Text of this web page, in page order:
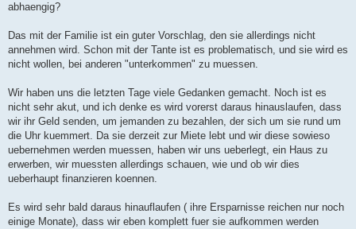
abhaengig?
Das mit der Familie ist ein guter Vorschlag, den sie allerdings nicht
annehmen wird. Schon mit der Tante ist es problematisch, und sie wird es
nicht wollen, bei anderen "unterkommen" zu muessen.
Wir haben uns die letzten Tage viele Gedanken gemacht. Noch ist es
nicht sehr akut, und ich denke es wird vorerst daraus hinauslaufen, dass
wir ihr Geld senden, um jemanden zu bezahlen, der sich um sie rund um
die Uhr kuemmert. Da sie derzeit zur Miete lebt und wir diese sowieso
uebernehmen werden muessen, haben wir uns ueberlegt, ein Haus zu
erwerben, wir muessten allerdings schauen, wie und ob wir dies
ueberhaupt finanzieren koennen.
Es wird sehr bald daraus hinauflaufen ( ihre Ersparnisse reichen nur noch
einige Monate), dass wir eben komplett fuer sie aufkommen werden